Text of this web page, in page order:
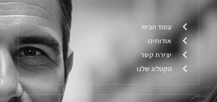
עמוד הבית
אודותינו
יצירת קשר
הקטלוג שלנו